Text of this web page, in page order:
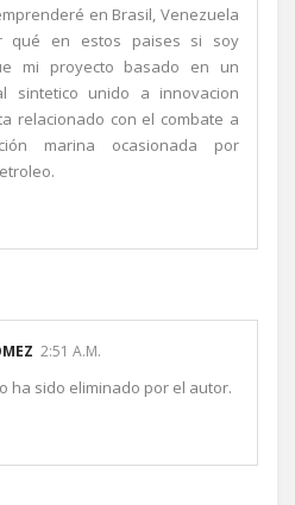
en Brasil, Venezuela
qué en estos paises si soy
mi proyecto basado en un
sintetico unido a innovacion
relacionado con el combate a
marina ocasionada por
2:51 A.M.
ha sido eliminado por el autor.